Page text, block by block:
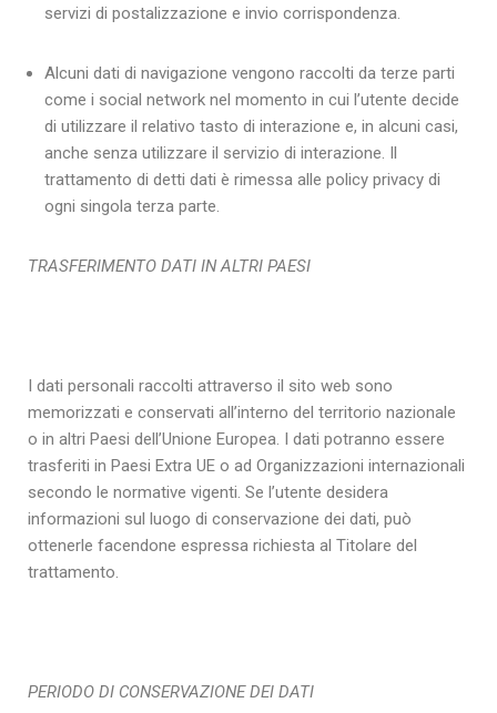
servizi di postalizzazione e invio corrispondenza.
Alcuni dati di navigazione vengono raccolti da terze parti
come i social network nel momento in cui l’utente decide
di utilizzare il relativo tasto di interazione e, in alcuni casi,
anche senza utilizzare il servizio di interazione. Il
trattamento di detti dati è rimessa alle policy privacy di
ogni singola terza parte.
TRASFERIMENTO DATI IN ALTRI PAESI
I dati personali raccolti attraverso il sito web sono
memorizzati e conservati all’interno del territorio nazionale
o in altri Paesi dell’Unione Europea. I dati potranno essere
trasferiti in Paesi Extra UE o ad Organizzazioni internazionali
secondo le normative vigenti. Se l’utente desidera
informazioni sul luogo di conservazione dei dati, può
ottenerle facendone espressa richiesta al Titolare del
trattamento.
PERIODO DI CONSERVAZIONE DEI DATI